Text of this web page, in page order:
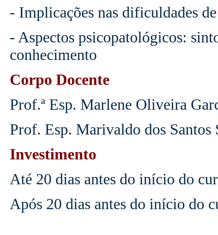
- Implicações nas dificuldades
- Aspectos psicopatológicos:
conhecimento
Corpo Docente
Prof.ª Esp. Marlene Oliveira
Prof. Esp. Marivaldo dos Santos
Investimento
Até 20 dias antes do início do
Após 20 dias antes do início do